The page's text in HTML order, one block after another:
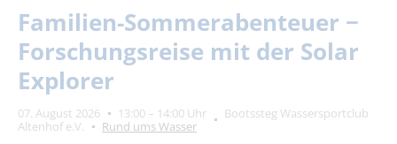
Familien-Sommerabenteuer −
Forschungsreise mit der Solar
Explorer
07. August 2026 13:00 – 14:00 Uhr
Bootssteg Wassersportclub
Altenhof e.V.
Rund ums Wasser